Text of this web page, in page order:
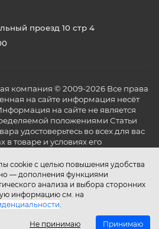
cookie с целью повышения удобства
— дополнения функциями
анализа и выбора сторонних
информацию см. на
.
Не принимаю Принимаю
проезд 10 стр 4
компания © 2009-2026 Все права
на сайте информация несёт
на сайте не является
положениями Статьи
удостоверьтесь во всех для вас
в товаре и условиях его